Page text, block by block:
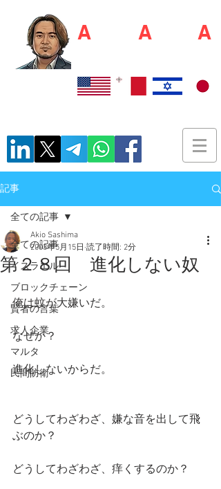
A A A
記事
全ての記事
イスラエル
ブロックチェーン
賢者の言葉
求人企業
マルタ
民間防衛
全ての記事
第２８回 進化しない奴
Akio Sashima
2003年5月15日 読了時間: 2分
俺は蚊が大嫌いだ。
なぜか？
進化しないからだ。
どうしてわざわざ、嫌な音を出して飛
ぶのか？
どうしてわざわざ、痒くするのか？